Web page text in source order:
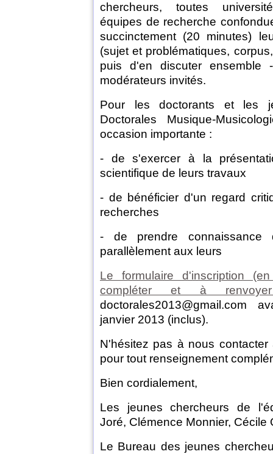
chercheurs, toutes
équipes de recherche
succinctement (20 minutes)
(sujet et problématiques,
puis d'en discuter
modérateurs invités.
Pour les doctorants et les
Doctorales Musique-
occasion importante :
- de s'exercer à la
scientifique de leurs travaux
- de bénéficier d'un regard
recherches
- de prendre connaissance
parallèlement aux leurs
Le formulaire d'inscription
compléter et à
doctorales2013@gmail.com
janvier 2013 (inclus).
N'hésitez pas à nous
pour tout renseignement
Bien cordialement,
Les jeunes chercheurs de
Joré, Clémence Monnier, Cécile
Le Bureau des jeunes